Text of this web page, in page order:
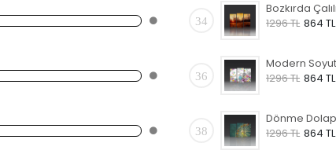
34
1296 TL 864 TL
36
1296 TL 864 TL
38
1296 TL 864 TL